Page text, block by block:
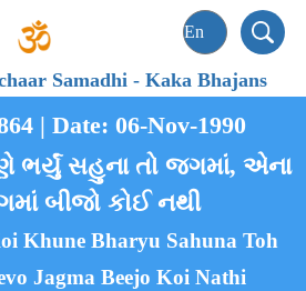
Samadhi-Kaka Bhajans
| Date: 06-Nov-1990
ભર્યું સહુના તો જગમાં, એના
બીજો કોઈ નથી
Khune Bharyu Sahuna Toh
Jagma Beejo Koi Nathi